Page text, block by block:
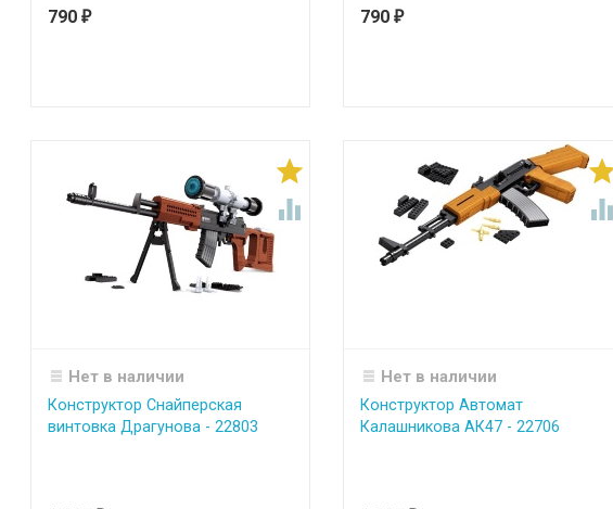
790 ₽ 790 ₽


Нет в наличии
Конструктор Снайперская
винтовка Драгунова - 22803

Нет в наличии
Конструктор Автомат
Калашникова АК47 - 22706